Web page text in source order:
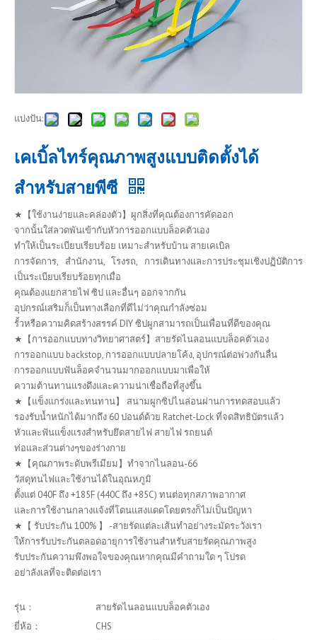
แบ่งปัน:
เคเบิ้ลไทร์คุณภาพสูงแบบติดตั้งได้
สำหรับสายพีซี
★【ใช้งานง่ายและคล่องตัว】ผูกสิ่งที่คุณต้องการคัดออก
จากนั้นใส่ลวดพันเข้ากับหัวการออกแบบล็อคตัวเอง
ทำให้เป็นระเบียบเรียบร้อย เหมาะสำหรับบ้าน สายเคเบิล
การจัดการ, สำนักงาน, โรงรถ, การเดินทางและการประชุมเชิงปฏิบัติการ
เป็นระเบียบเรียบร้อยทุกเมื่อ
คุณต้องแยกสายไฟ ซิป และอื่นๆ ออกจากกัน
อุปกรณ์เสริมก็เป็นทางเลือกที่ดีไม่ว่าคุณกำลังซ่อม
รั้วหรือความคิดสร้างสรรค์ DIY ซิปผูกสามารถเป็นเพื่อนที่ดีของคุณ
★【การออกแบบทางวิทยาศาสตร์】สายรัดไนลอนแบบล็อคตัวเอง
การออกแบบ backstop, การออกแบบปลายโค้ง, อุปกรณ์ต่อพ่วงกันลื่น
การออกแบบฟันล็อคจำนวนมากออกแบบมาเพื่อให้
ความต้านทานแรงดึงและความน่าเชื่อถือที่สูงขึ้น
★【แข็งแกร่งและทนทาน】 สนามผูกซิปไนล่อนผ่านการทดสอบแล้ว
รองรับน้ำหนักได้มากถึง 60 ปอนด์ด้วย Ratchet-Lock ที่จดสิทธิบัตรแล้ว
หัวและฟันแข็งแรงสำหรับยึดสายไฟ สายไฟ รถยนต์
ท่อและส่วนต่างๆของร่างกาย
★【คุณภาพระดับพรีเมียม】ทำจากไนลอน-66
วัสดุทนไฟและใช้งานได้ในอุณหภูมิ
ตั้งแต่ 040F ถึง +185F (440C ถึง +85C) ทนต่อทุกสภาพอากาศ
และการใช้งานกลางแจ้งที่โดนแสงแดดโดยตรงก็ไม่เป็นปัญหา
★【 รับประกัน 100% 】 -สายรัดแต่ละเส้นทำอย่างระมัดระวังเรา
ให้การรับประกันตลอดอายุการใช้งานสำหรับสายรัดคุณภาพสูง
รับประกันความพึงพอใจของคุณหากคุณมีคำถามใด ๆ โปรด
อย่าลังเลที่จะติดต่อเรา
รุ่น：
สายรัดไนลอนแบบล็อคตัวเอง
ยี่ห้อ：
CHS